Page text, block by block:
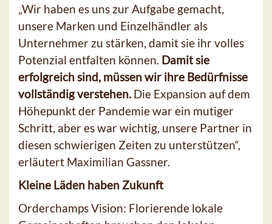
„Wir haben es uns zur Aufgabe gemacht,
unsere Marken und Einzelhändler als
Unternehmer zu stärken, damit sie ihr volles
Potenzial entfalten können. Damit sie
erfolgreich sind, müssen wir ihre Bedürfnisse
vollständig verstehen. Die Expansion auf dem
Höhepunkt der Pandemie war ein mutiger
Schritt, aber es war wichtig, unsere Partner in
diesen schwierigen Zeiten zu unterstützen“,
erläutert Maximilian Gassner.
Kleine Läden haben Zukunft
Orderchamps Vision: Florierende lokale